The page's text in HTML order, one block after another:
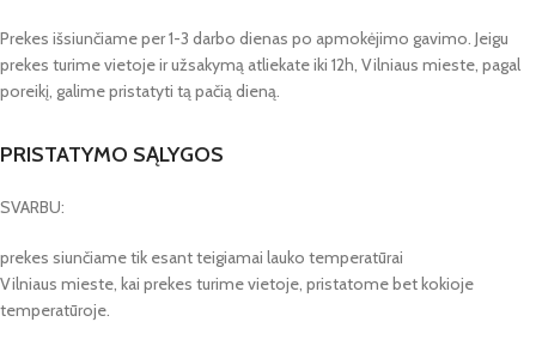
Prekes išsiunčiame per 1-3 darbo dienas po apmokėjimo gavimo. Jeigu
prekes turime vietoje ir užsakymą atliekate iki 12h, Vilniaus mieste, pagal
poreikį, galime pristatyti tą pačią dieną.
PRISTATYMO SĄLYGOS
SVARBU:
prekes siunčiame tik esant teigiamai lauko temperatūrai
Vilniaus mieste, kai prekes turime vietoje, pristatome bet kokioje
temperatūroje.